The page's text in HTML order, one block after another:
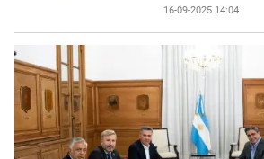
16-09-2025 14:04